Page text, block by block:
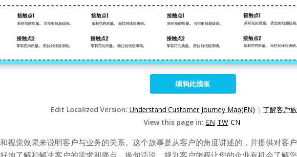
编辑此模板
Edit Localized Version: Understand Customer Journey Map(EN) | 了解客戶
View this page in: EN TW CN
视觉效果来说明客户与业务的关系。这个故事是从客户的角度讲述的，并提供对客